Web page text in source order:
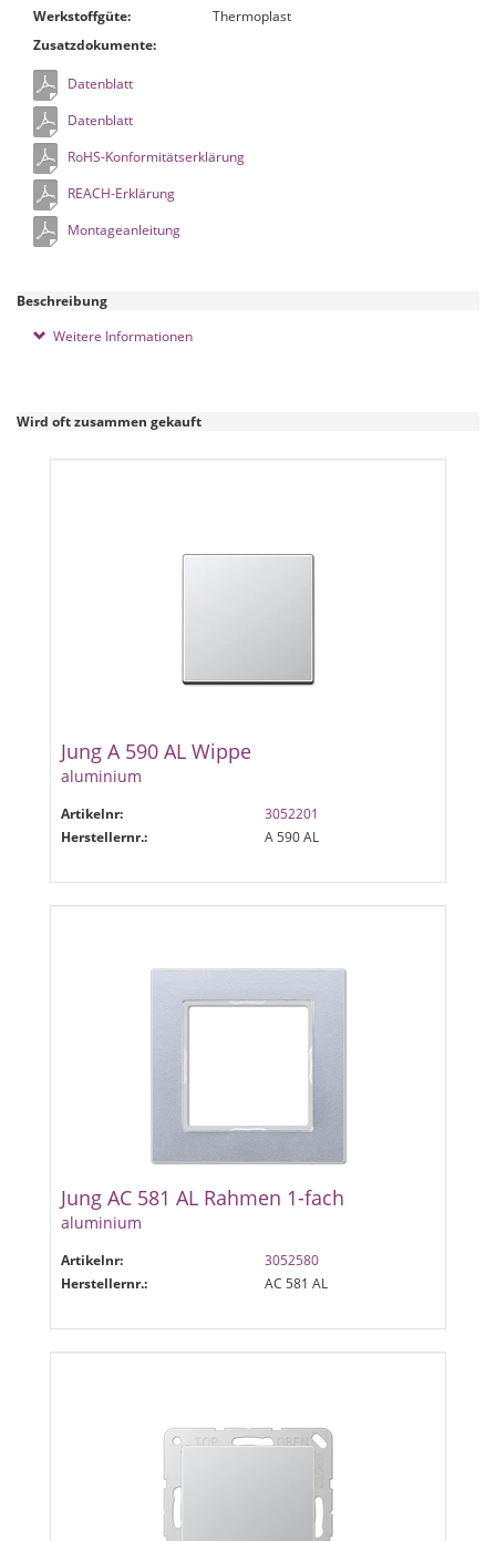
Werkstoffgüte:
Thermoplast
Zusatzdokumente:
Datenblatt
Datenblatt
RoHS-Konformitätserklärung
REACH-Erklärung
Montageanleitung
Beschreibung
Weitere Informationen
Wird oft zusammen gekauft
Jung A 590 AL Wippe
aluminium
Artikelnr:
3052201
Herstellernr.:
A 590 AL
Jung AC 581 AL Rahmen 1-fach
aluminium
Artikelnr:
3052580
Herstellernr.:
AC 581 AL